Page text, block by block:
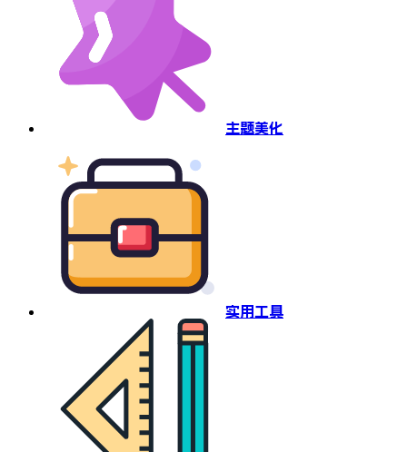
主题美化
实用工具